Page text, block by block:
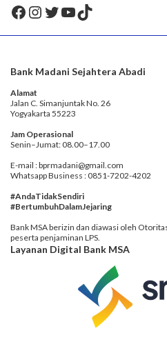
Facebook
Instagram
Twitter
YouTube
TikTok
Bank Madani Sejahtera Abadi
Alamat
Jalan C. Simanjuntak No. 26
Yogyakarta 55223
Jam Operasional
Senin–Jumat: 08.00–17.00
E-mail : bprmadani@gmail.com
Whatsapp Business : 0851-7202-4202
#AndaTidakSendiri
#BertumbuhDalamJejaring
Bank MSA berizin dan diawasi oleh
peserta penjaminan LPS.
Layanan Digital Bank MSA